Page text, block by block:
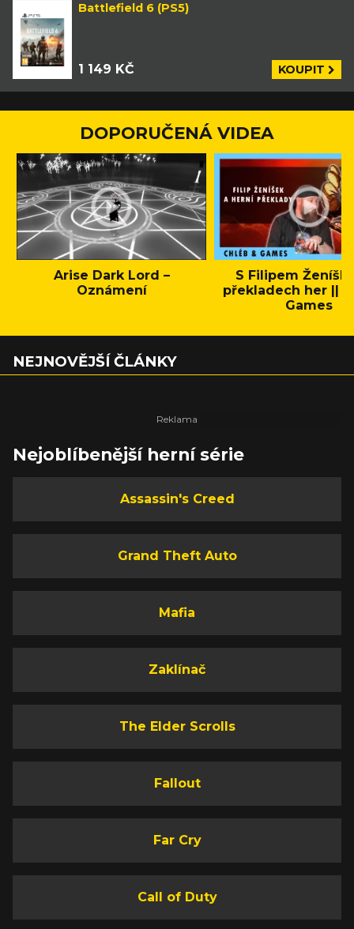
Battlefield 6 (PS5)
1 149 KČ KOUPIT
DOPORUČENÁ VIDEA
Arise Dark Lord –
Oznámení
S Filipem
překladech her ||
Games
NEJNOVĚJŠÍ ČLÁNKY
Nejoblíbenější herní série
Assassin's Creed
Grand Theft Auto
Mafia
Zaklínač
The Elder Scrolls
Fallout
Far Cry
Call of Duty